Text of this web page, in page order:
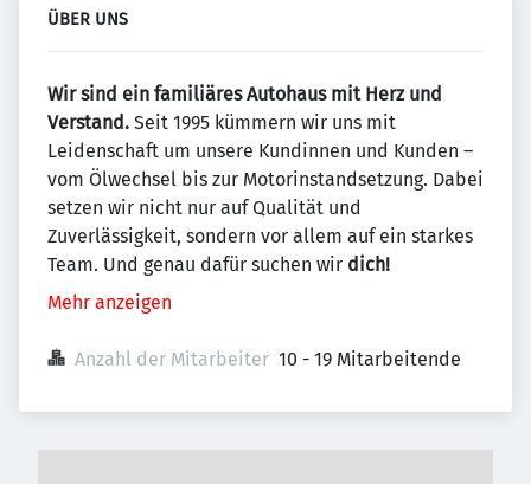
ÜBER UNS
Wir sind ein familiäres Autohaus mit Herz und
Verstand. Seit 1995 kümmern wir uns mit
Leidenschaft um unsere Kundinnen und Kunden –
vom Ölwechsel bis zur Motorinstandsetzung. Dabei
setzen wir nicht nur auf Qualität und
Zuverlässigkeit, sondern vor allem auf ein starkes
Team. Und genau dafür suchen wir dich!
Mehr anzeigen
Anzahl der Mitarbeiter 10 - 19 Mitarbeitende